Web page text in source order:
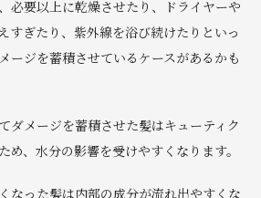
必要以上に乾燥させたり、ドライヤーや
すぎたり、紫外線を浴び続けたりといっ
ージを蓄積させているケースがあるかも
ダメージを蓄積させた髪はキューティク
め、水分の影響を受けやすくなります。
なった髪は内部の成分が流れ出やすくな